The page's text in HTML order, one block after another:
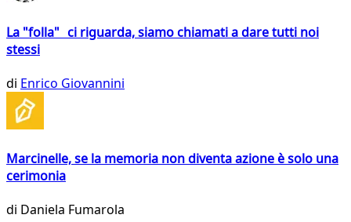
La "folla" ci riguarda, siamo chiamati a dare tutti noi
stessi
di Enrico Giovannini
Marcinelle, se la memoria non diventa azione è solo una
cerimonia
di Daniela Fumarola